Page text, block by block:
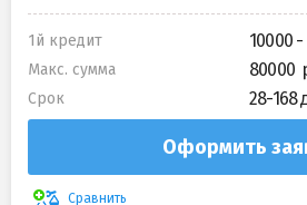
1й кредит 10000
Макс. сумма 80000
Срок 28-168
Оформить
Сравнить